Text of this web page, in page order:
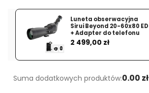
8x42mm
Luneta obserwacyjna
Sirui Beyond 20-60x80 ED
+ Adapter do telefonu
Cena
2 499,00 zł
Suma dodatkowych produktów:0.00 zł